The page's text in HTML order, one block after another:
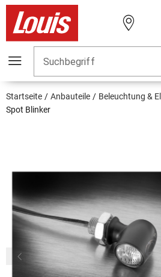
Suchbegriff
Startseite Anbauteile Beleuchtung &
Spot Blinker